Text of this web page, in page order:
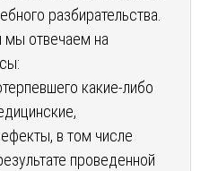
разбирательства.
мы отвечаем на
какие-либо
в том числе
проведенной